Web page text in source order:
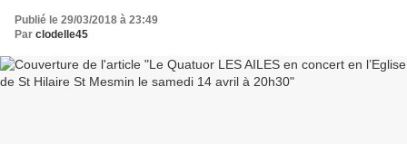
Publié le 29/03/2018 à 23:49
Par clodelle45